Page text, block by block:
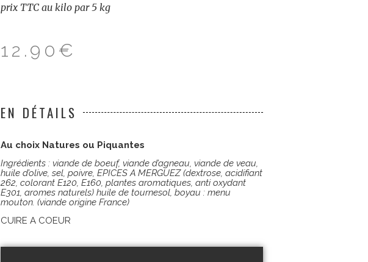
prix TTC au kilo par 5 kg
12.90 €
EN DÉTAILS
Au choix Natures ou Piquantes
Ingrédients : viande de boeuf, viande d’agneau, viande de veau,
huile d’olive, sel, poivre, EPICES A MERGUEZ (dextrose, acidifiant
262, colorant E120, E160, plantes aromatiques, anti oxydant
E301, aromes naturels) huile de tournesol, boyau : menu
mouton. (viande origine France)
CUIRE A COEUR